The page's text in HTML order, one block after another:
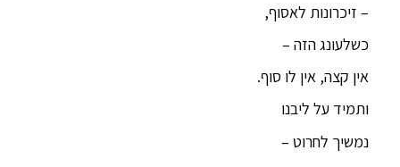
– זיכרונות לאסוף,
כשלעונג הזה –
אין קצה, אין לו סוף.
ותמיד על ליבנו
נמשיך לחרוט –